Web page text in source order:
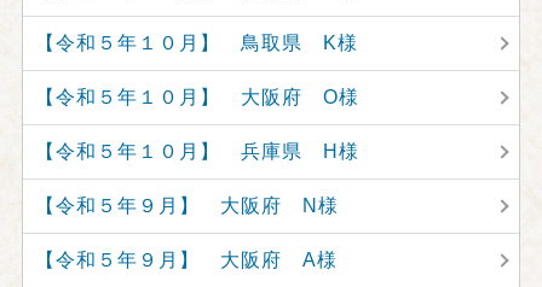
【令和５年１０月】 鳥取県 K様
【令和５年１０月】 大阪府 O様
【令和５年１０月】 兵庫県 H様
【令和５年９月】 大阪府 N様
【令和５年９月】 大阪府 A様